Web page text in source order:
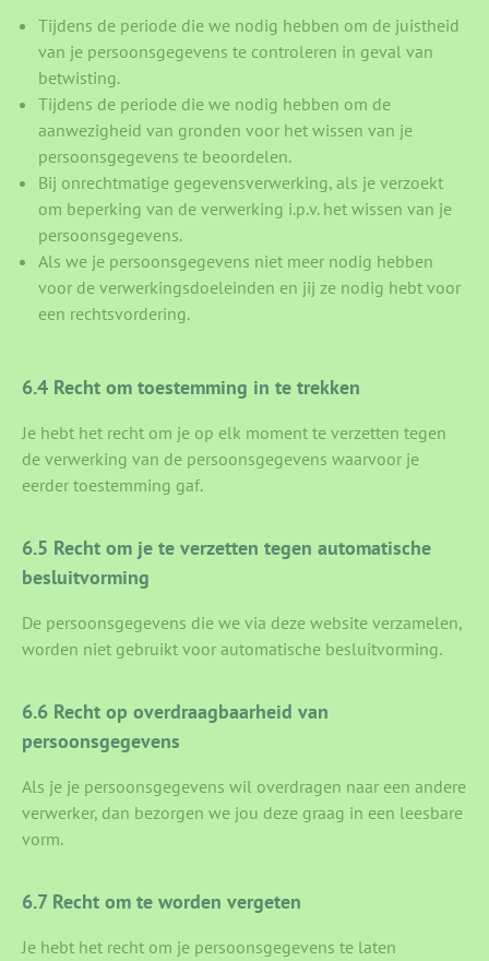
Tijdens de periode die we nodig hebben om de juistheid
van je persoonsgegevens te controleren in geval van
betwisting.
Tijdens de periode die we nodig hebben om de
aanwezigheid van gronden voor het wissen van je
persoonsgegevens te beoordelen.
Bij onrechtmatige gegevensverwerking, als je verzoekt
om beperking van de verwerking i.p.v. het wissen van je
persoonsgegevens.
Als we je persoonsgegevens niet meer nodig hebben
voor de verwerkingsdoeleinden en jij ze nodig hebt voor
een rechtsvordering.
6.4 Recht om toestemming in te trekken
Je hebt het recht om je op elk moment te verzetten tegen
de verwerking van de persoonsgegevens waarvoor je
eerder toestemming gaf.
6.5 Recht om je te verzetten tegen automatische
besluitvorming
De persoonsgegevens die we via deze website verzamelen,
worden niet gebruikt voor automatische besluitvorming.
6.6 Recht op overdraagbaarheid van
persoonsgegevens
Als je je persoonsgegevens wil overdragen naar een andere
verwerker, dan bezorgen we jou deze graag in een leesbare
vorm.
6.7 Recht om te worden vergeten
Je hebt het recht om je persoonsgegevens te laten